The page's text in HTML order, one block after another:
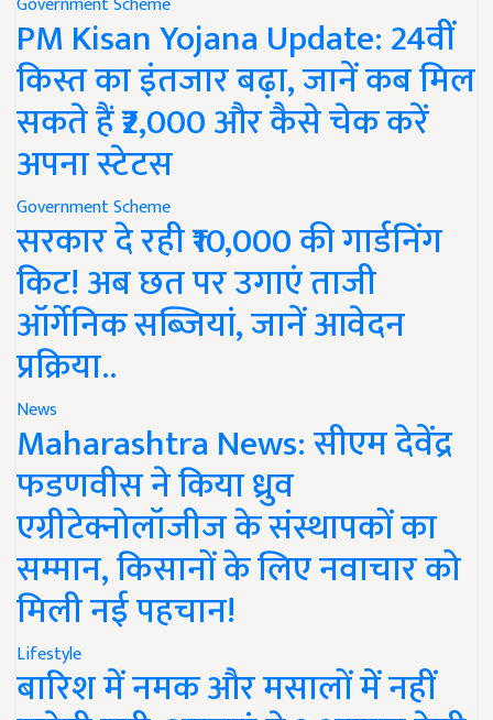
PM Kisan Yojana Update: 24वीं
किस्त का इंतजार बढ़ा, जानें कब मिल
सकते हैं ₹2,000 और कैसे चेक करें
अपना स्टेटस
Government Scheme
सरकार दे रही ₹10,000 की गार्डनिंग
किट! अब छत पर उगाएं ताजी
ऑर्गेनिक सब्जियां, जानें आवेदन
प्रक्रिया..
News
Maharashtra News: सीएम देवेंद्र
फडणवीस ने किया ध्रुव
एग्रीटेक्नोलॉजीज के संस्थापकों का
सम्मान, किसानों के लिए नवाचार को
मिली नई पहचान!
Lifestyle
बारिश में नमक और मसालों में नहीं